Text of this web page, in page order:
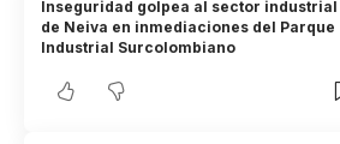
Inseguridad golpea al sector industrial
de Neiva en inmediaciones del Parque
Industrial Surcolombiano